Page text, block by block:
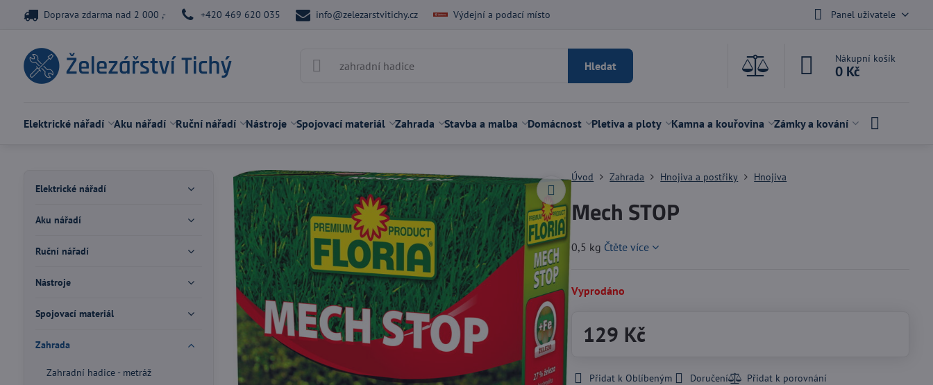
Doprava zdarma nad 2 000 ,- +420 469 620 035 info@zelezarstvitichy.cz Výdejní a podací místo Panel uživatele
Hledat
Nákupní košík
0 Kč
Elektrické nářadí Aku nářadí Ruční nářadí Nástroje Spojovací materiál Zahrada Stavba a malba Domácnost Pletiva a ploty Kamna a kouřovina Zámky a kování
Úvod Zahrada Hnojiva a postřiky Hnojiva
Mech STOP
0,5 kg Čtěte více
Vyprodáno
129 Kč
Přidat k Oblíbeným Doručení
Elektrické nářadí
Aku nářadí
Ruční nářadí
Nástroje
Spojovací materiál
Zahrada
Zahradní hadice - metráž